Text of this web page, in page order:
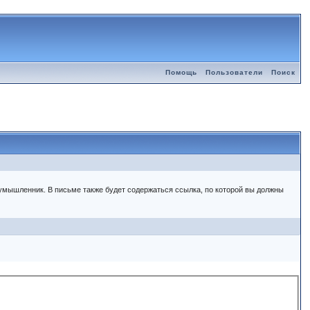
Помощь Пользователи Поиск
В письме также будет содержаться ссылка, по которой вы должны